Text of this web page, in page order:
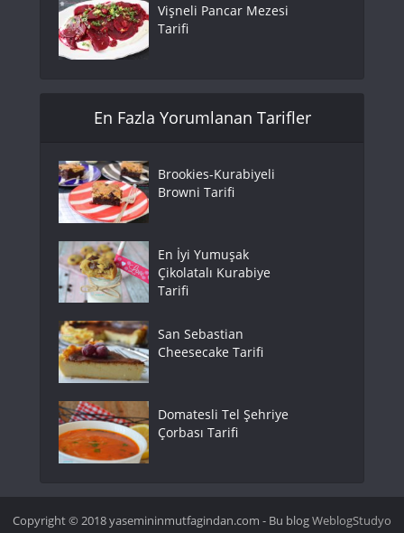
Vişneli Pancar Mezesi
Tarifi
En Fazla Yorumlanan Tarifler
Brookies-Kurabiyeli
Browni Tarifi
En İyi Yumuşak
Çikolatalı Kurabiye
Tarifi
San Sebastian
Cheesecake Tarifi
Domatesli Tel Şehriye
Çorbası Tarifi
Copyright © 2018 yasemininmutfagindan.com - Bu blogWeblogStudyo